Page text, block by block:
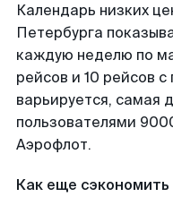
Календарь низких
Петербурга
каждую неделю по
рейсов и 10 рейсов
варьируется, самая
пользователями
Аэрофлот.
Как еще сэкономить